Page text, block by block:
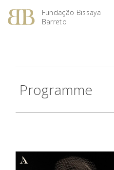
Fundação Bissaya
Barreto
Programme